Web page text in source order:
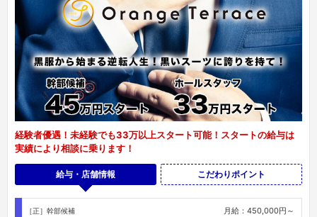
経験者優遇！未経験でも33万以上スタート可能！スタートの給与は
実績により相談に乗ります！
給与・店舗情報 こだわりポイント
［正］幹部候補 月給：450,000円～